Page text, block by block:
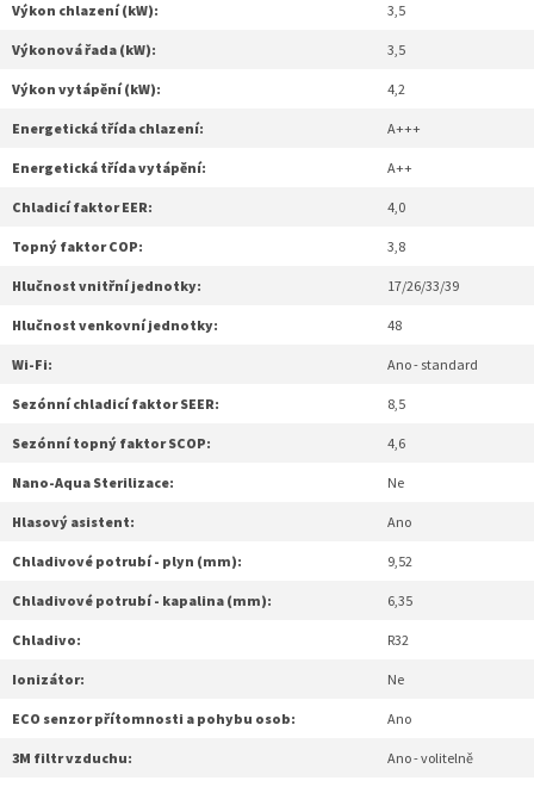
Výkon chlazení (kW): 3,5
Výkonová řada (kW): 3,5
Výkon vytápění (kW): 4,2
Energetická třída chlazení: A+++
Energetická třída vytápění: A++
Chladicí faktor EER: 4,0
Topný faktor COP: 3,8
Hlučnost vnitřní jednotky: 17/26/33/39
Hlučnost venkovní jednotky: 48
Wi-Fi: Ano - standard
Sezónní chladicí faktor SEER: 8,5
Sezónní topný faktor SCOP: 4,6
Nano-Aqua Sterilizace: Ne
Hlasový asistent: Ano
Chladivové potrubí - plyn (mm): 9,52
Chladivové potrubí - kapalina (mm): 6,35
Chladivo: R32
Ionizátor: Ne
ECO senzor přítomnosti a pohybu osob: Ano
3M filtr vzduchu: Ano - volitelně